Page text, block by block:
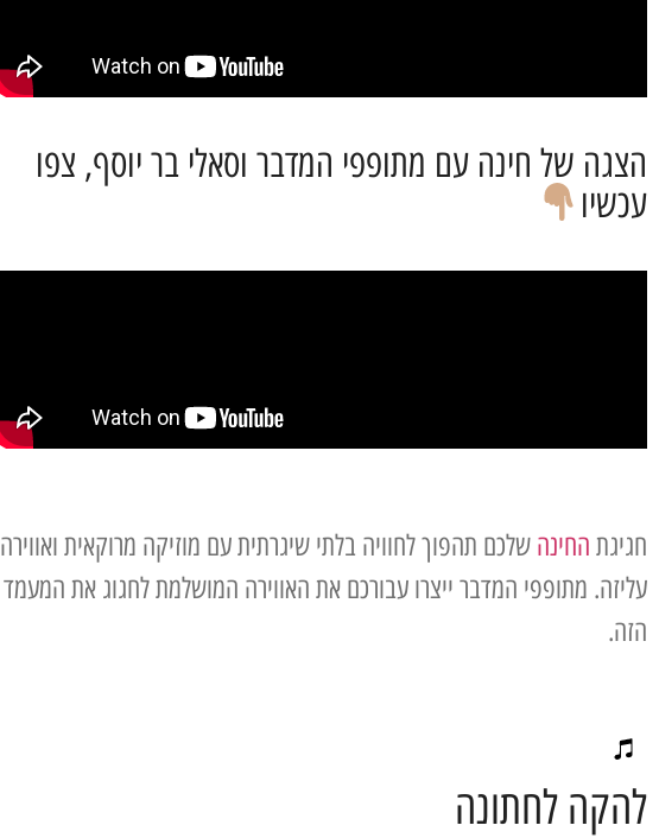
הצגה של חינה עם מתופפי המדבר וסאלי בר יוסף, צפו
עכשיו
חגיגת החינה שלכם תהפוך לחוויה בלתי שיגרתית עם מוזיקה מרוקאית ואווירה
עליזה. מתופפי המדבר ייצרו עבורכם את האווירה המושלמת לחגוג את המעמד
הזה.
להקה לחתונה